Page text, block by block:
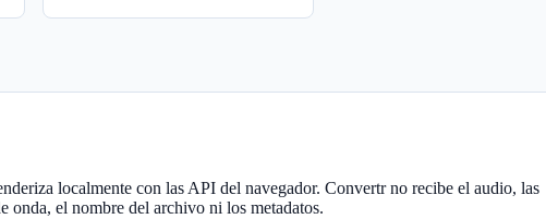
localmente con las API del navegador. Convertr no recibe el audio, las
onda, el nombre del archivo ni los metadatos.